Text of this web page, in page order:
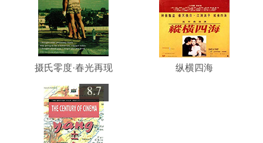
摄氏零度·春光再现 纵横四海
8.7